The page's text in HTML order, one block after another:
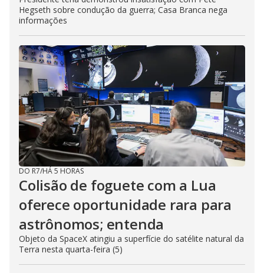
Hegseth sobre condução da guerra; Casa Branca nega
informações
DO R7/HÁ 5 HORAS
Colisão de foguete com a Lua
oferece oportunidade rara para
astrônomos; entenda
Objeto da SpaceX atingiu a superfície do satélite natural da
Terra nesta quarta-feira (5)